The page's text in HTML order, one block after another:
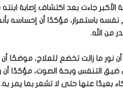
جاءت بعد اكتشاف إصابة ابنته
باستمرار، مؤكدًا أن إحساسه
من الله.
أن نور ما زالت تخضع للعلاج،
ضيق التنفس وبحة الصوت، مؤكدًا أن
بعيدًا عنها حتى لا تشعر بما يمر به.